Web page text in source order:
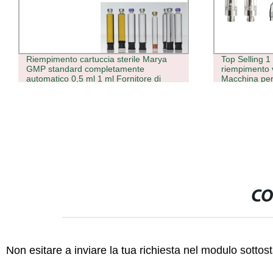
Riempimento cartuccia sterile Marya
GMP standard completamente
automatico 0,5 ml 1 ml Fornitore di
Top Selling
riempimento
Macchina
Non esitare a inviare la tua richiesta nel modulo